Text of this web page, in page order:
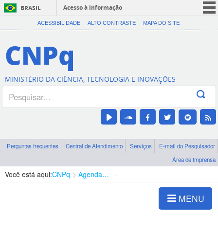
BRASIL
Acesso à informação
CORONAVÍRUS (COVID-19)
Canais
ACESSIBILIDADE ALTO CONTRASTE MAPA DO SITE
CNPq
MINISTÉRIO DA CIÊNCIA, TECNOLOGIA E INOVAÇÕES
Perguntas frequentes Central de Atendimento Serviços
E-mail do Pesquisador
Área de imprensa
Você está aqui:CNPq Agenda de autoridades
MENU